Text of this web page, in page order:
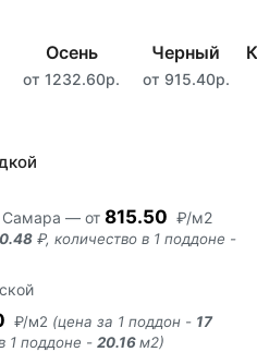
Осень
от 1232.60р.
Черный
от 915.40р.
Самара — от 815.50 ₽/м2
₽, количество в 1 поддоне -
₽/м2 (цена за 1 поддон - 17
1 поддоне - 20.16м2)